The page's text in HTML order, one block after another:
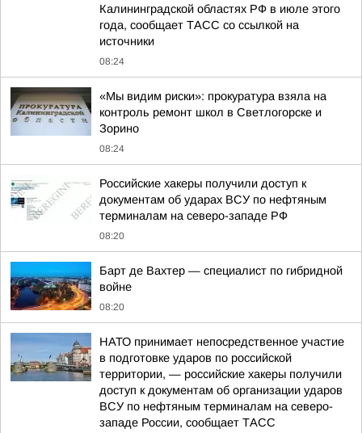
Калининградской областях РФ в июле этого
года, сообщает ТАСС со ссылкой на
источники
08:24
«Мы видим риски»: прокуратура взяла на
контроль ремонт школ в Светлогорске и
Зорино
08:24
Российские хакеры получили доступ к
документам об ударах ВСУ по нефтяным
терминалам на северо-западе РФ
08:20
Барт де Вахтер — специалист по гибридной
войне
08:20
НАТО принимает непосредственное участие
в подготовке ударов по российской
территории, — российские хакеры получили
доступ к документам об организации ударов
ВСУ по нефтяным терминалам на северо-
западе России, сообщает ТАСС